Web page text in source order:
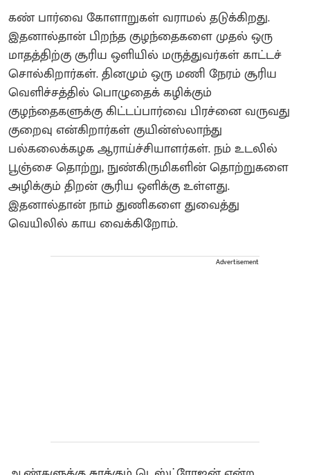
கண் பார்வை கோளாறுகள் வராமல் தடுக்கிறது.
இதனால்தான் பிறந்த குழந்தைகளை முதல் ஒரு
மாதத்திற்கு சூரிய ஒளியில் மருத்துவர்கள் காட்டச்
சொல்கிறார்கள். தினமும் ஒரு மணி நேரம் சூரிய
வெளிச்சத்தில் பொழுதைக் கழிக்கும்
குழந்தைகளுக்கு கிட்டப்பார்வை பிரச்னை வருவது
குறைவு என்கிறார்கள் குயின்ஸ்லாந்து
பல்கலைக்கழக ஆராய்ச்சியாளர்கள். நம் உடலில்
பூஞ்சை தொற்று, நுண்கிருமிகளின் தொற்றுகளை
அழிக்கும் திறன் சூரிய ஒளிக்கு உள்ளது.
இதனால்தான் நாம் துணிகளை துவைத்து
வெயிலில் காய வைக்கிறோம்.
Advertisement